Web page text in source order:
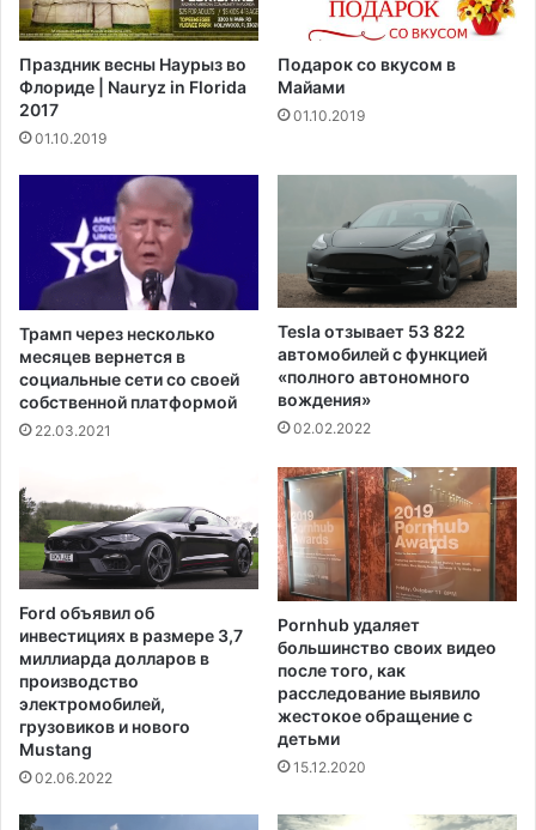
с
т
р
о
я
т
е
и
е
р
а
ф
и
а
и
т
к
р
о
т
е
д
е
н
ы
г
о
в
о
р
В
е
н
е
Праздник весны Наурыз во
Флориде | Nauryz in Florida
2017
01.10.2019
Подарок со вкусом в
Майами
01.10.2019
Трамп через несколько
месяцев вернется в
социальные сети со своей
собственной платформой
22.03.2021
Tesla отзывает 53 822
автомобилей с функцией
«полного автономного
вождения»
02.02.2022
Ford объявил об
инвестициях в размере 3,7
миллиарда долларов в
производство
электромобилей,
грузовиков и нового
Mustang
02.06.2022
Pornhub удаляет
большинство своих видео
после того, как
расследование выявило
жестокое обращение с
детьми
15.12.2020